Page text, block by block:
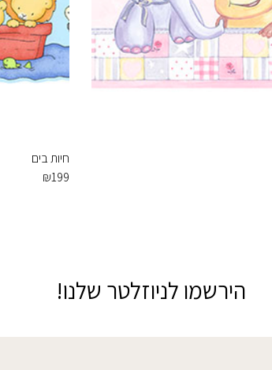
חיות בים
₪199
הירשמו לניוזלטר שלנו!